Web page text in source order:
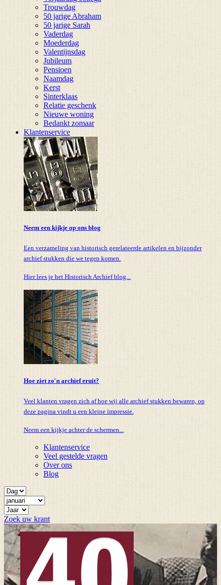
Trouwdag
50 jarige Abraham
50 jarige Sarah
Vaderdag
Moederdag
Valentijnsdag
Jubileum
Pensioen
Naamdag
Kerst
Sinterklaas
Relatie geschenk
Nieuwe woning
Bedankt zomaar
Klantenservice
Neem een kijkje op ons blog
Een verzameling van historisch gerelateerde artikelen en bijzonder
archief stukken die we tegen komen.
Hier lees je het Historisch Archief blog...
Hoe ziet zo'n archief eruit?
Veel klanten vragen zich af hoe wij alle archief stukken bewaren, op
deze pagina vindt u een kleine impressie.
Neem een kijkje achter de schermen...
Klantenservice
Veel gestelde vragen
Over ons
Blog
Zoek uw krant